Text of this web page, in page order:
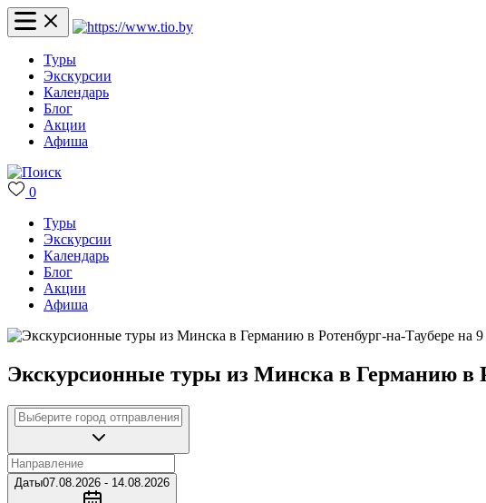
Туры
Экскурсии
Календарь
Блог
Акции
Афиша
0
Туры
Экскурсии
Календарь
Блог
Акции
Афиша
Экскурсионные туры из Минска в Германию в
Даты07.08.2026 - 14.08.2026